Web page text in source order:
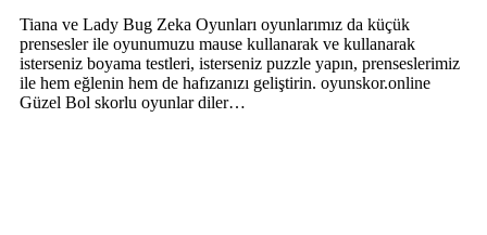
Tiana ve Lady Bug Zeka Oyunları oyunlarımız da küçük
prensesler ile oyunumuzu mause kullanarak ve kullanarak
isterseniz boyama testleri, isterseniz puzzle yapın, prenseslerimiz
ile hem eğlenin hem de hafızanızı geliştirin. oyunskor.online
Güzel Bol skorlu oyunlar diler…